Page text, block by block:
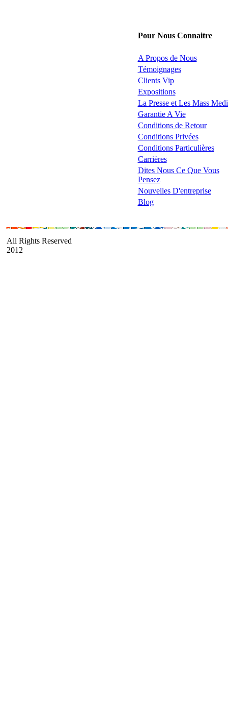
Pour Nous Connaitre
A Propos de Nous
Témoignages
Clients Vip
Expositions
La Presse et Les Mass
Garantie A Vie
Conditions de Retour
Conditions Privées
Conditions Particulières
Carrières
Dites Nous Ce Que Vous
Pensez
Nouvelles D'entreprise
Blog
All Rights Reserved
2012